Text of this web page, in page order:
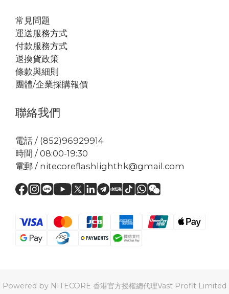
常見問題
運送服務方式
付款服務方式
退換貨政策
條款與細則
團體/企業採購報價
聯絡我們
電話 / (852)96929914
時間 / 08:00-19:30
電郵 / nitecoreflashlighthk@gmail.com
Powered by NITECORE 香港官方授權總代理Vast Profit Limited